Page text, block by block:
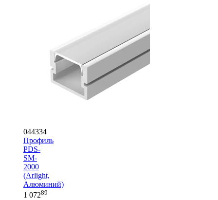
044334
Профиль
PDS-
SM-
2000
(Arlight,
Алюминий)
1 07289